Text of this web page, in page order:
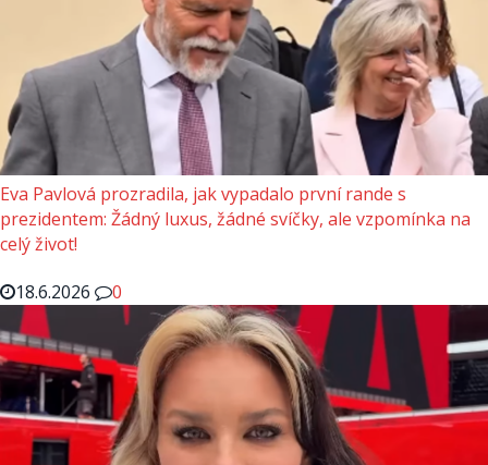
Eva Pavlová prozradila, jak vypadalo první rande s
prezidentem: Žádný luxus, žádné svíčky, ale vzpomínka na
celý život!
18.6.2026
0